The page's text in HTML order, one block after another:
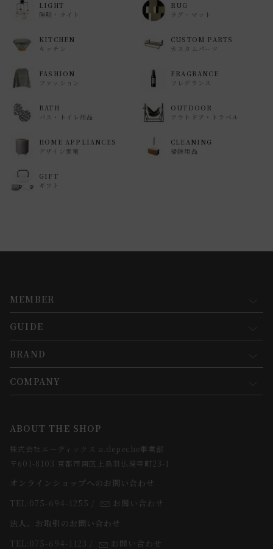
LIGHT
照明・ライト
RUG
ラグ・マット
KITCHEN
キッチン
CUSTOM PARTS
カスタムパーツ
FASHION
ファッション
FRAGRANCE
フレグランス
BATH
バス・トイレ用品
OUTDOOR
アウトドア・トラベル
HOME APPLIANCES
デザイン家電
CLEANING
掃除用品
GIFT
ギフト
MEMBER
マイページ
新規会員登録
会員規約について
GUIDE
お買い物ガイド
会員登録について
お支払方法について
お届けについて
よくあるご質問
BRAND
コンセプト
webカタログ
COMPANY
求人情報
法人のお客様
スタッフ
ABOUT THE SHOP
株式会社エーディックス a.depeche事業部
〒601-8103 京都市南区上鳥羽仏現寺町23-1
オンラインショップへのお問い合わせ
TEL:075-694-1255
お問い合わせ
法人、お取引のお問い合わせ
TEL:075-694-1123
お問い合わせ